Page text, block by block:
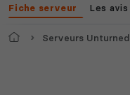
Fiche serveur Les avis
AccueilServeurs Unturned